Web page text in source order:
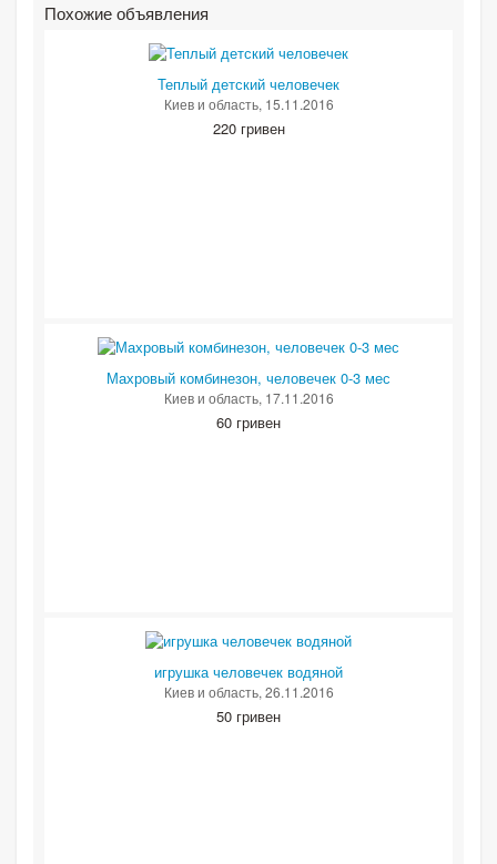
Похожие объявления
Теплый детский человечек
Киев и область, 15.11.2016
220 гривен
Махровый комбинезон, человечек 0-3 мес
Киев и область, 17.11.2016
60 гривен
игрушка человечек водяной
Киев и область, 26.11.2016
50 гривен